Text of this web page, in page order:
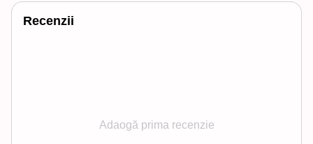
Recenzii
Adaogă prima recenzie